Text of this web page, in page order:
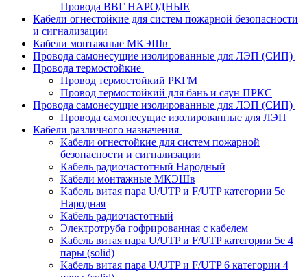
Провода ВВГ НАРОДНЫЕ
Кабели огнестойкие для систем пожарной безопасности
и сигнализации
Кабели монтажные МКЭШв
Провода самонесущие изолированные для ЛЭП (СИП)
Провода термостойкие
Провод термостойкий РКГМ
Провод термостойкий для бань и саун ПРКС
Провода самонесущие изолированные для ЛЭП (СИП)
Провода самонесущие изолированные для ЛЭП
Кабели различного назначения
Кабели огнестойкие для систем пожарной
безопасности и сигнализации
Кабель радиочастотный Народный
Кабели монтажные МКЭШв
Кабель витая пара U/UTP и F/UTP категории 5е
Народная
Кабель радиочастотный
Электротруба гофрированная с кабелем
Кабель витая пара U/UTP и F/UTP категории 5e 4
пары (solid)
Кабель витая пара U/UTP и F/UTP 6 категории 4